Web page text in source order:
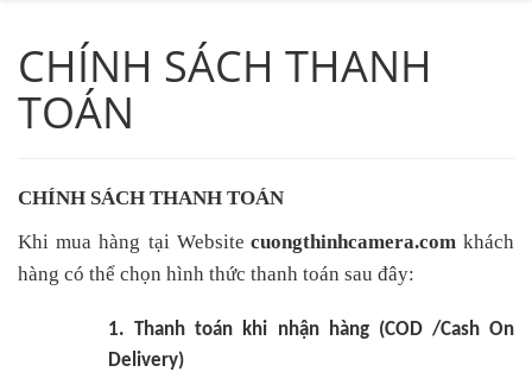
CHÍNH SÁCH THANH
TOÁN
CHÍNH SÁCH THANH TOÁN
Khi mua hàng tạiWebsite cuongthinhcamera.comkhách
hàng có thể chọn hình thức thanh toán sau đây:
1. Thanh toán khi nhận hàng (COD /Cash On
Delivery)